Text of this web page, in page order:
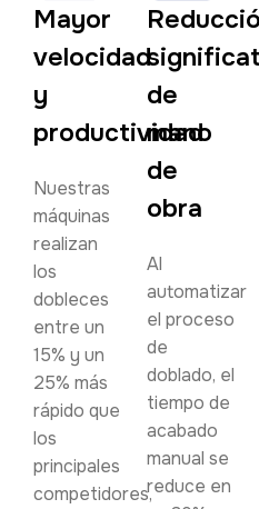
Mayor
velocidad
y
productividad
Nuestras
máquinas
realizan
los
dobleces
entre un
15% y un
25% más
rápido que
los
principales
competidores,
de
mano
de
obra
Al
automatizar
el proceso
de
doblado, el
tiempo de
acabado
manual se
reduce en